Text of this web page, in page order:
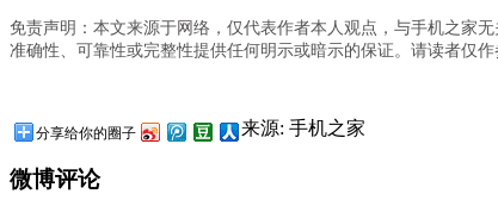
免责声明：本文来源于网络，仅代表作者本人观点，与手机之家
准确性、可靠性或完整性提供任何明示或暗示的保证。请读者仅作
分享给你的圈子 来源: 手机之家
微博评论